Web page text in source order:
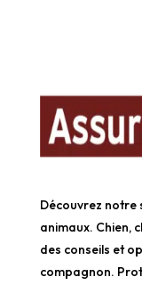
Découvrez notre
animaux. Chien,
des conseils et
compagnon.